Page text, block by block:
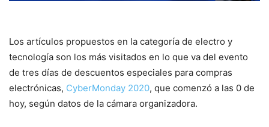
Los artículos propuestos en la categoría de electro y
tecnología son los más visitados en lo que va del evento
de tres días de descuentos especiales para compras
electrónicas, CyberMonday 2020, que comenzó a las 0 de
hoy, según datos de la cámara organizadora.